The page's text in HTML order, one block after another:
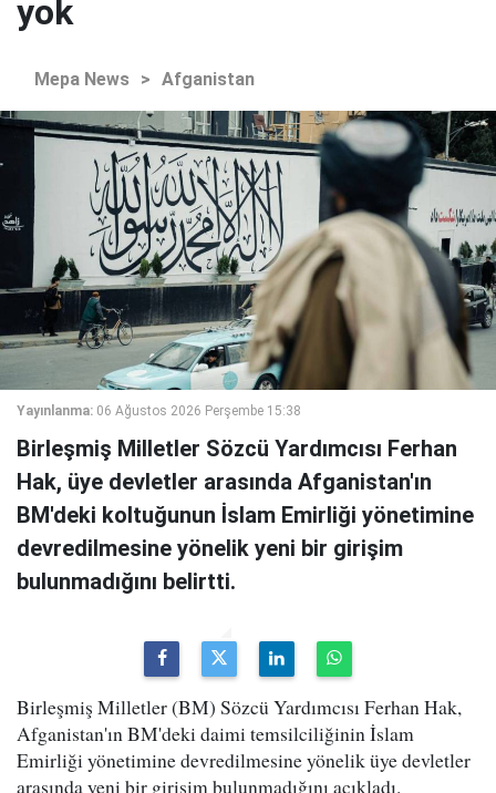
yok
Mepa News > Afganistan
Yayınlanma: 06 Ağustos 2026 Perşembe 15:38
Birleşmiş Milletler Sözcü Yardımcısı Ferhan
Hak, üye devletler arasında Afganistan'ın
BM'deki koltuğunun İslam Emirliği yönetimine
devredilmesine yönelik yeni bir girişim
bulunmadığını belirtti.
Birleşmiş Milletler (BM) Sözcü Yardımcısı Ferhan Hak,
Afganistan'ın BM'deki daimi temsilciliğinin İslam
Emirliği yönetimine devredilmesine yönelik üye devletler
arasında yeni bir girişim bulunmadığını açıkladı.